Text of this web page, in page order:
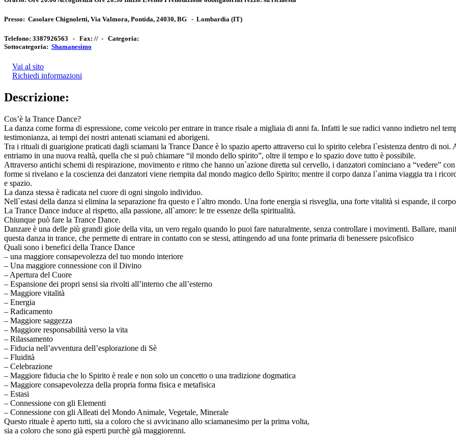
Presso: Casolare Chignoletti, Via Valmora, Pontida, 24030, BG - Lombardia (IT)
Telefono: 3387926563 - Fax: // - Categoria:
Sottocategoria: Shamanesimo
Vai al sito
Richiedi informazioni
Descrizione:
Cos’è la Trance Dance?
La danza come forma di espressione, come veicolo per entrare in trance risale a migliaia di anni fa. Infatti le sue radici vanno indietro nel
testimonianza, ai tempi dei nostri antenati sciamani ed aborigeni.
Tra i rituali di guarigione praticati dagli sciamani la Trance Dance è lo spazio aperto attraverso cui lo spirito celebra l`esistenza dentro di noi.
entriamo in una nuova realtà, quella che si può chiamare “il mondo dello spirito”, oltre il tempo e lo spazio dove tutto è possibile.
Attraverso antichi schemi di respirazione, movimento e ritmo che hanno un`azione diretta sul cervello, i danzatori cominciano a “vedere”
forme si rivelano e la coscienza dei danzatori viene riempita dal mondo magico dello Spirito; mentre il corpo danza l`anima viaggia tra i
e spazio.
La danza stessa è radicata nel cuore di ogni singolo individuo.
Nell`estasi della danza si elimina la separazione fra questo e l`altro mondo. Una forte energia si risveglia, una forte vitalità si espande, il
La Trance Dance induce al rispetto, alla passione, all`amore: le tre essenze della spiritualità.
Chiunque può fare la Trance Dance.
Danzare è una delle più grandi gioie della vita, un vero regalo quando lo puoi fare naturalmente, senza controllare i movimenti. Ballare,
questa danza in trance, che permette di entrare in contatto con se stessi, attingendo ad una fonte primaria di benessere psicofisico
Quali sono i benefici della Trance Dance
– una maggiore consapevolezza del tuo mondo interiore
– Una maggiore connessione con il Divino
– Apertura del Cuore
– Espansione dei propri sensi sia rivolti all’interno che all’esterno
– Maggiore vitalità
– Energia
– Radicamento
– Maggiore saggezza
– Maggiore responsabilità verso la vita
– Rilassamento
– Fiducia nell’avventura dell’esplorazione di Sè
– Fluidità
– Celebrazione
– Maggiore fiducia che lo Spirito è reale e non solo un concetto o una tradizione dogmatica
– Maggiore consapevolezza della propria forma fisica e metafisica
– Estasi
– Connessione con gli Elementi
– Connessione con gli Alleati del Mondo Animale, Vegetale, Minerale
Questo rituale è aperto tutti, sia a coloro che si avvicinano allo sciamanesimo per la prima volta,
sia a coloro che sono già esperti purchè già maggiorenni.